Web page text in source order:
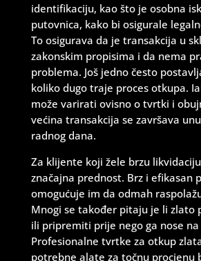
identifikaciju, kao što je osobna
putovnica, kako bi osigurale
To osigurava da je transakcija u
zakonskim propisima i da nema
problema. Još jedno često
koliko dugo traje proces otkupa.
može varirati ovisno o tvrtki i
većina transakcija se završava
radnog dana.
Za klijente koji žele brzu
značajna prednost. Brz i efikasan
omogućuje im da odmah
Mnogi se također pitaju je li zlato
ili pripremiti prije nego ga nose
Profesionalne tvrtke za otkup
potrebne alate za točnu procjenu